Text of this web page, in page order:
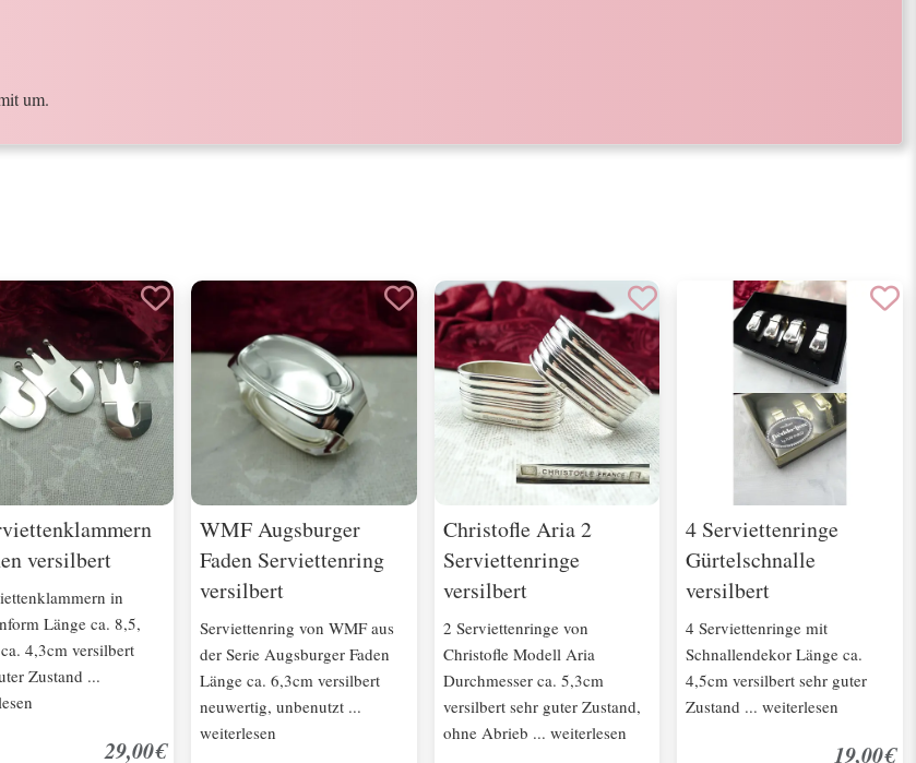
um.
versilbert
in
Länge ca. 8,5,
4,3cm versilbert
Zustand ...
29,00€
WMF Augsburger
Faden Serviettenring
versilbert
Serviettenring von WMF aus
der Serie Augsburger Faden
Länge ca. 6,3cm versilbert
neuwertig, unbenutzt ...
weiterlesen
Christofle Aria 2
Serviettenringe
versilbert
2 Serviettenringe von
Christofle Modell Aria
Durchmesser ca. 5,3cm
versilbert sehr guter Zustand,
ohne Abrieb ... weiterlesen
4 Serviettenringe
Gürtelschnalle
versilbert
4 Serviettenringe mit
Schnallendekor Länge ca.
4,5cm versilbert sehr guter
Zustand ... weiterlesen
19,00€